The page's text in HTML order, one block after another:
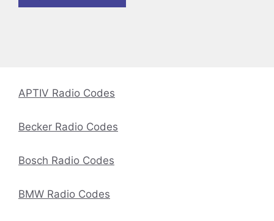
APTIV Radio Codes
Becker Radio Codes
Bosch Radio Codes
BMW Radio Codes